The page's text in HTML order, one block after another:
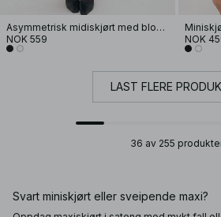
Asymmetrisk midiskjørt med blonder
NOK 559
NOK
LAST FLERE
36 av 255
Svart miniskjørt eller sveipende maxi?